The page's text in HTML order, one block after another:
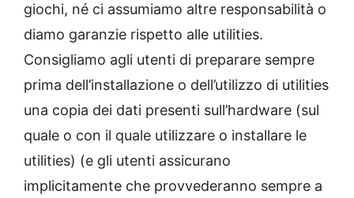
giochi, né ci assumiamo altre responsabilità o
diamo garanzie rispetto alle utilities.
Consigliamo agli utenti di preparare sempre
prima dell’installazione o dell’utilizzo di utilities
una copia dei dati presenti sull’hardware (sul
quale o con il quale utilizzare o installare le
utilities) (e gli utenti assicurano
implicitamente che provvederanno sempre a